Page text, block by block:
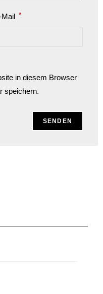
Mail *
in diesem Browser
speichern.